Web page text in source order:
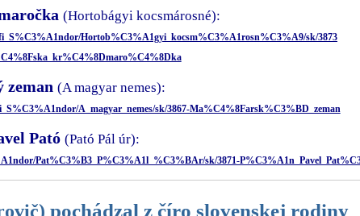
(Hortobágyi kocsmárosné):
Hortob%C3%A1gyi_kocsm%C3%A1rosn%C3%A9/sk/3873
zeman (A magyar nemes):
A_magyar_nemes/sk/3867-Ma%C4%8Farsk%C3%BD_zeman
Pató (Pató Pál úr):
Pat%C3%B3_P%C3%A1l_%C3%BAr/sk/3871-
pochádzal z číro slovenskej rodiny